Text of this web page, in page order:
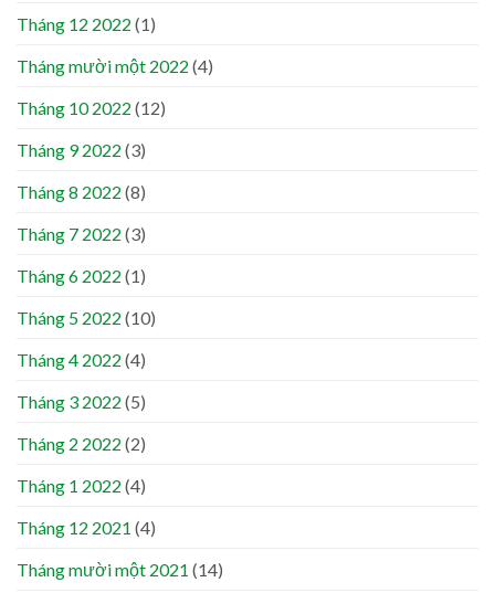
Tháng 12 2022 (1)
Tháng mười một 2022 (4)
Tháng 10 2022 (12)
Tháng 9 2022 (3)
Tháng 8 2022 (8)
Tháng 7 2022 (3)
Tháng 6 2022 (1)
Tháng 5 2022 (10)
Tháng 4 2022 (4)
Tháng 3 2022 (5)
Tháng 2 2022 (2)
Tháng 1 2022 (4)
Tháng 12 2021 (4)
Tháng mười một 2021 (14)